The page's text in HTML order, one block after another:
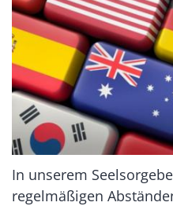
In unserem
regelmäßigen